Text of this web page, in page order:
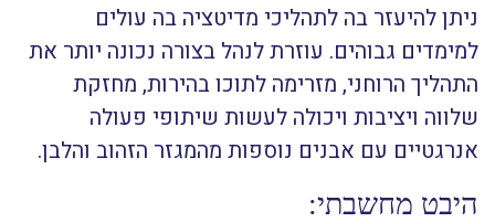
ניתן להיעזר בה לתהליכי מדיטציה בה עולים
למימדים גבוהים. עוזרת לנהל בצורה נכונה יותר את
התהליך הרוחני, מזרימה לתוכו בהירות, מחזקת
שלווה ויציבות ויכולה לעשות שיתופי פעולה
אנרגטיים עם אבנים נוספות מהמגזר הזהוב והלבן.
היבט מחשבתי: